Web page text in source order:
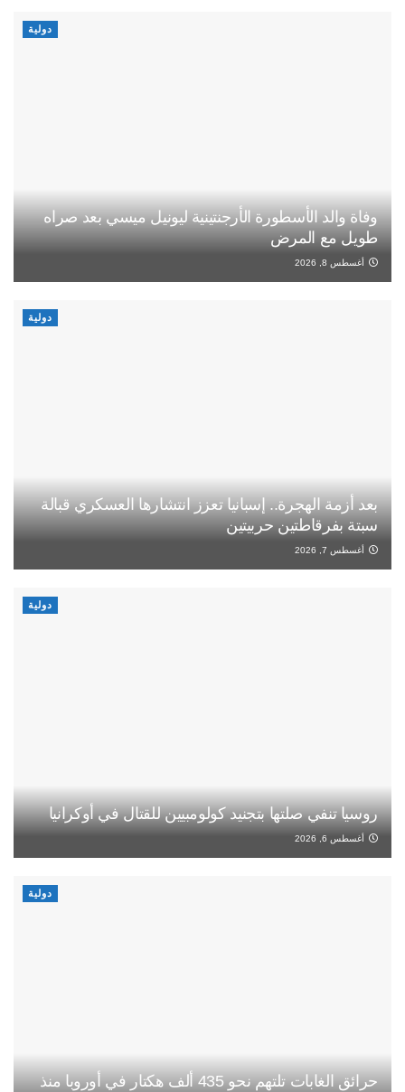
دولية
وفاة والد الأسطورة الأرجنتينية ليونيل ميسي بعد صراه
طويل مع المرض
أغسطس 8, 2026
دولية
بعد أزمة الهجرة.. إسبانيا تعزز انتشارها العسكري قبالة
سبتة بفرقاطتين حربيتين
أغسطس 7, 2026
دولية
روسيا تنفي صلتها بتجنيد كولومبيين للقتال في أوكرانيا
أغسطس 6, 2026
دولية
حرائق الغابات تلتهم نحو 435 ألف هكتار في أوروبا منذ